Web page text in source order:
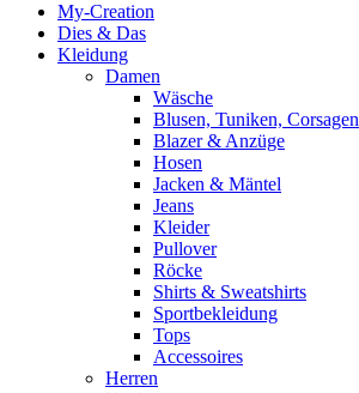
My-Creation
Dies & Das
Kleidung
Damen
Wäsche
Blusen, Tuniken, Corsagen
Blazer & Anzüge
Hosen
Jacken & Mäntel
Jeans
Kleider
Pullover
Röcke
Shirts & Sweatshirts
Sportbekleidung
Tops
Accessoires
Herren